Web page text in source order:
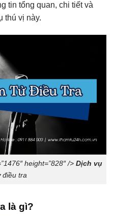
tin tổng quan, chi tiết và
thú vị này.
height=”828″ /> Dịch vụ
điều tra
là gì?